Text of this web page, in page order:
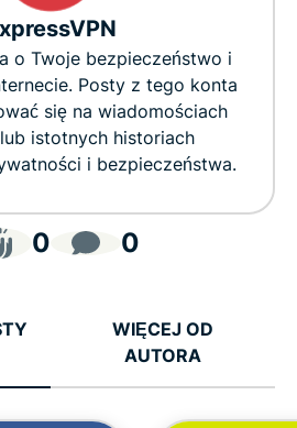
o Twoje bezpieczeństwo i
Posty z tego konta
się na wiadomościach
istotnych historiach
i bezpieczeństwa.
0 0
WIĘCEJ OD
AUTORA